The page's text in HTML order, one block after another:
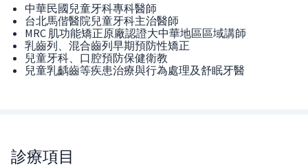
中華民國兒童牙科專科醫師
台北馬偕醫院兒童牙科主治醫師
MRC 肌功能矯正原廠認證大中華地區區域講師
乳齒列、混合齒列早期預防性矯正
兒童牙科、口腔預防保健衛教
兒童乳齲齒等疾患治療與行為處理及舒眠牙醫
診療項目